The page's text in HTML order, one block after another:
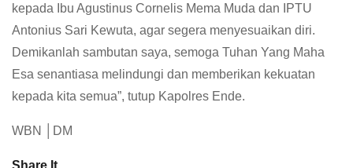
kepada Ibu Agustinus Cornelis Mema Muda dan IPTU
Antonius Sari Kewuta, agar segera menyesuaikan diri.
Demikanlah sambutan saya, semoga Tuhan Yang Maha
Esa senantiasa melindungi dan memberikan kekuatan
kepada kita semua”, tutup Kapolres Ende.
WBN │DM
Share It.....